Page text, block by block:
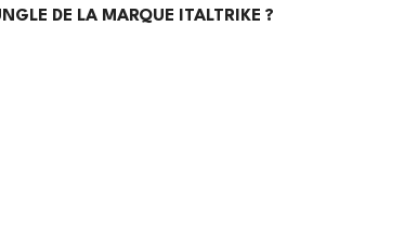
DE LA MARQUE ITALTRIKE ?